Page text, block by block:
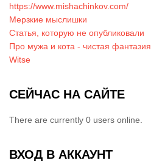
https://www.mishachinkov.com/
Мерзкие мыслишки
Статья, которую не опубликовали
Про мужа и кота - чистая фантазия.
Witse
СЕЙЧАС НА САЙТЕ
There are currently 0 users online.
ВХОД В АККАУНТ